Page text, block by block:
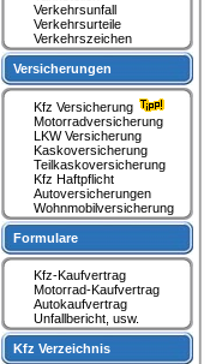
Verkehrsunfall
Verkehrsurteile
Verkehrszeichen
Versicherungen
Kfz Versicherung
Motorradversicherung
LKW Versicherung
Kaskoversicherung
Teilkaskoversicherung
Kfz Haftpflicht
Autoversicherungen
Wohnmobilversicherung
Formulare
Kfz-Kaufvertrag
Motorrad-Kaufvertrag
Autokaufvertrag
Unfallbericht, usw.
Kfz Verzeichnis